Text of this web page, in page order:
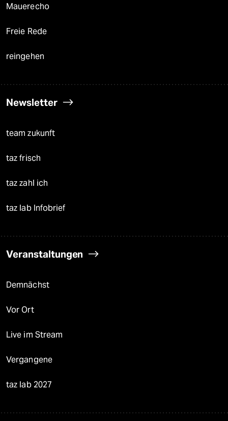
Mauerecho
Freie Rede
reingehen
Newsletter
team zukunft
taz frisch
taz zahl ich
taz lab Infobrief
Veranstaltungen
Demnächst
Vor Ort
Live im Stream
Vergangene
taz lab 2027